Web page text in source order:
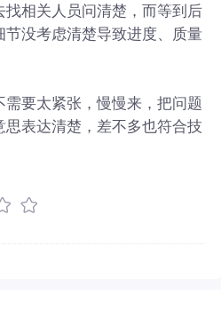
相关人员问清楚，而等到后
没考虑清楚导致进度、质量
要太紧张，慢慢来，把问题
表达清楚，差不多也符合技